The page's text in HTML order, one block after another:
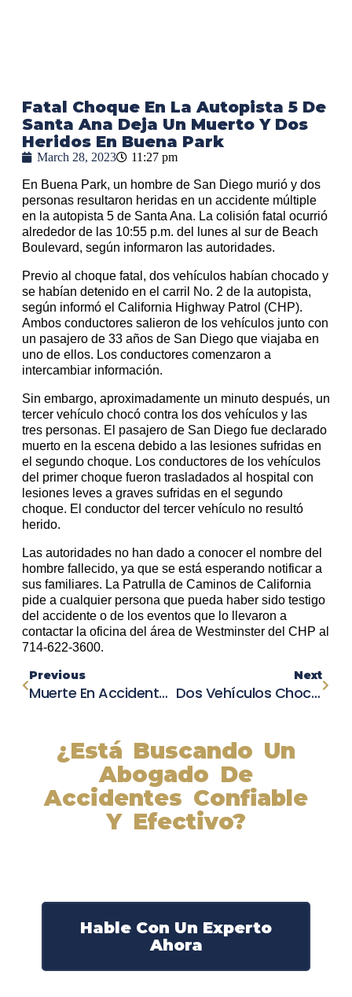
Fatal Choque En La Autopista 5 De
Santa Ana Deja Un Muerto Y Dos
Heridos En Buena Park
March 28, 2023 11:27 pm
En Buena Park, un hombre de San Diego murió y dos
personas resultaron heridas en un accidente múltiple
en la autopista 5 de Santa Ana. La colisión fatal ocurrió
alrededor de las 10:55 p.m. del lunes al sur de Beach
Boulevard, según informaron las autoridades.
Previo al choque fatal, dos vehículos habían chocado y
se habían detenido en el carril No. 2 de la autopista,
según informó el California Highway Patrol (CHP).
Ambos conductores salieron de los vehículos junto con
un pasajero de 33 años de San Diego que viajaba en
uno de ellos. Los conductores comenzaron a
intercambiar información.
Sin embargo, aproximadamente un minuto después, un
tercer vehículo chocó contra los dos vehículos y las
tres personas. El pasajero de San Diego fue declarado
muerto en la escena debido a las lesiones sufridas en
el segundo choque. Los conductores de los vehículos
del primer choque fueron trasladados al hospital con
lesiones leves a graves sufridas en el segundo
choque. El conductor del tercer vehículo no resultó
herido.
Las autoridades no han dado a conocer el nombre del
hombre fallecido, ya que se está esperando notificar a
sus familiares. La Patrulla de Caminos de California
pide a cualquier persona que pueda haber sido testigo
del accidente o de los eventos que lo llevaron a
contactar la oficina del área de Westminster del CHP al
714-622-3600.
Previous
Muerte En Accidente De Tránsito: Mujer De 72 Años Pierde El Control De Su Vehículo En Perry Township
Next
Dos Vehículos Chocan En Socorro, Dejando Una Víctima Mortal
¿Está Buscando Un
Abogado De
Accidentes Confiable
Y Efectivo?
Hable Con Un Experto
Ahora